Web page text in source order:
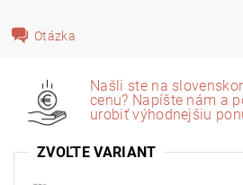
Otázka
Našli ste na
cenu? Napíšte nám a
urobiť výhodnejšiu
ZVOĽTE VARIANT